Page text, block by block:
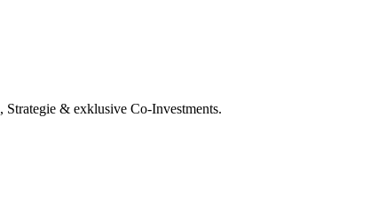
& exklusive Co-Investments.